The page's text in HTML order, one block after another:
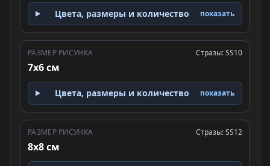
Цвета, размеры и количество показать
РАЗМЕР РИСУНКА
7x6 см
Стразы: SS10
Цвета, размеры и количество показать
РАЗМЕР РИСУНКА
8x8 см
Стразы: SS12